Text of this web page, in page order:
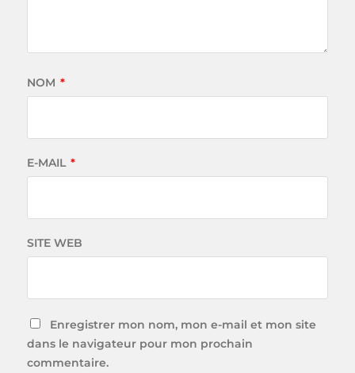
NOM *
E-MAIL *
SITE WEB
Enregistrer mon nom, mon e-mail et mon site
dans le navigateur pour mon prochain
commentaire.